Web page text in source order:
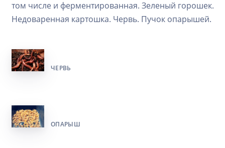
том числе и ферментированная. Зеленый горошек.
Недоваренная картошка. Червь. Пучок опарышей.
ЧЕРВЬ
ОПАРЫШ